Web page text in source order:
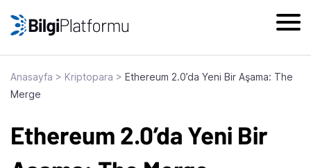
Anasayfa > Kriptopara > Ethereum 2.0’da Yeni Bir Aşama: The
Merge
Ethereum 2.0’da Yeni Bir